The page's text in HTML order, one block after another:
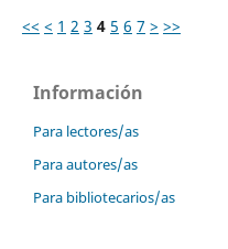
<< < 1 2 3 4 5 6 7 > >>
Información
Para lectores/as
Para autores/as
Para bibliotecarios/as